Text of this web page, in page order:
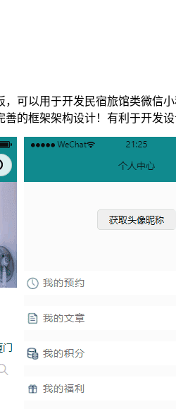
可以用于开发民宿旅馆类微信
的框架架构设计！有利于开发设